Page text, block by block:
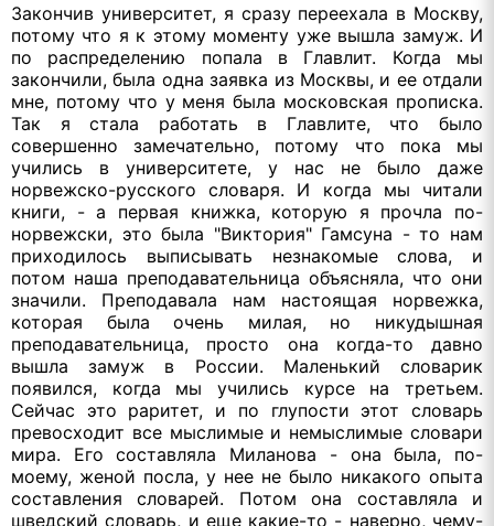
Закончив университет, я сразу переехала в Москву,
потому что я к этому моменту уже вышла замуж. И
по распределению попала в Главлит. Когда мы
закончили, была одна заявка из Москвы, и ее отдали
мне, потому что у меня была московская прописка.
Так я стала работать в Главлите, что было
совершенно замечательно, потому что пока мы
учились в университете, у нас не было даже
норвежско-русского словаря. И когда мы читали
книги, - а первая книжка, которую я прочла по-
норвежски, это была "Виктория" Гамсуна - то нам
приходилось выписывать незнакомые слова, и
потом наша преподавательница объясняла, что они
значили. Преподавала нам настоящая норвежка,
которая была очень милая, но никудышная
преподавательница, просто она когда-то давно
вышла замуж в России. Маленький словарик
появился, когда мы учились курсе на третьем.
Сейчас это раритет, и по глупости этот словарь
превосходит все мыслимые и немыслимые словари
мира. Его составляла Миланова - она была, по-
моему, женой посла, у нее не было никакого опыта
составления словарей. Потом она составляла и
шведский словарь, и еще какие-то - наверно, чему-